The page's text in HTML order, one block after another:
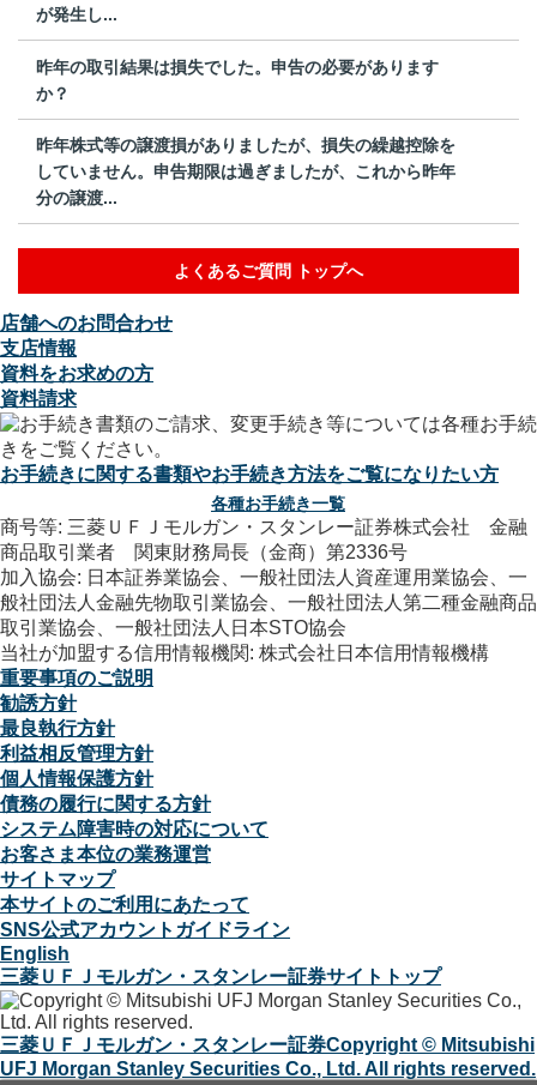
が発生し...
昨年の取引結果は損失でした。申告の必要があります
か？
昨年株式等の譲渡損がありましたが、損失の繰越控除を
していません。申告期限は過ぎましたが、これから昨年
分の譲渡...
よくあるご質問 トップへ
店舗へのお問合わせ
支店情報
資料をお求めの方
資料請求
お手続きに関する書類やお手続き方法をご覧になりたい方
各種お手続き一覧
商号等: 三菱ＵＦＪモルガン・スタンレー証券株式会社 金融
商品取引業者 関東財務局長（金商）第2336号
加入協会: 日本証券業協会、一般社団法人資産運用業協会、一
般社団法人金融先物取引業協会、一般社団法人第二種金融商品
取引業協会、一般社団法人日本STO協会
当社が加盟する信用情報機関: 株式会社日本信用情報機構
重要事項のご説明
勧誘方針
最良執行方針
利益相反管理方針
個人情報保護方針
債務の履行に関する方針
システム障害時の対応について
お客さま本位の業務運営
サイトマップ
本サイトのご利用にあたって
SNS公式アカウントガイドライン
English
三菱ＵＦＪモルガン・スタンレー証券サイトトップ
三菱ＵＦＪモルガン・スタンレー証券Copyright © Mitsubishi
UFJ Morgan Stanley Securities Co., Ltd. All rights reserved.